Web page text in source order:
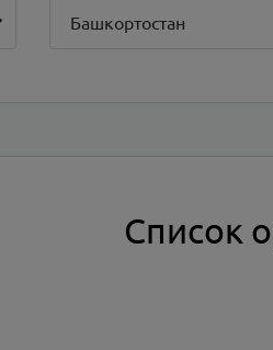
Башкортостан
Список